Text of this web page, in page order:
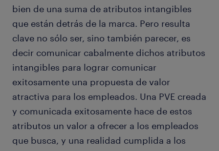
bien de una suma de atributos intangibles
que están detrás de la marca. Pero resulta
clave no sólo ser, sino también parecer, es
decir comunicar cabalmente dichos atributos
intangibles para lograr comunicar
exitosamente una propuesta de valor
atractiva para los empleados. Una PVE creada
y comunicada exitosamente hace de estos
atributos un valor a ofrecer a los empleados
que busca, y una realidad cumplida a los